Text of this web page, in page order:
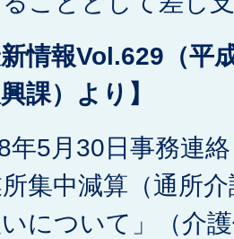
新情報Vol.629（平
課）より】
年5月30日事務連
集中減算（通所
について」（介